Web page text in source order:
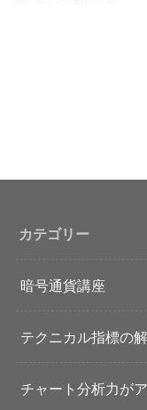
カテゴリー
暗号通貨講座
テクニカル指標の
チャート分析力が